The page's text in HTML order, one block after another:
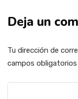
Deja un
Tu dirección de
campos